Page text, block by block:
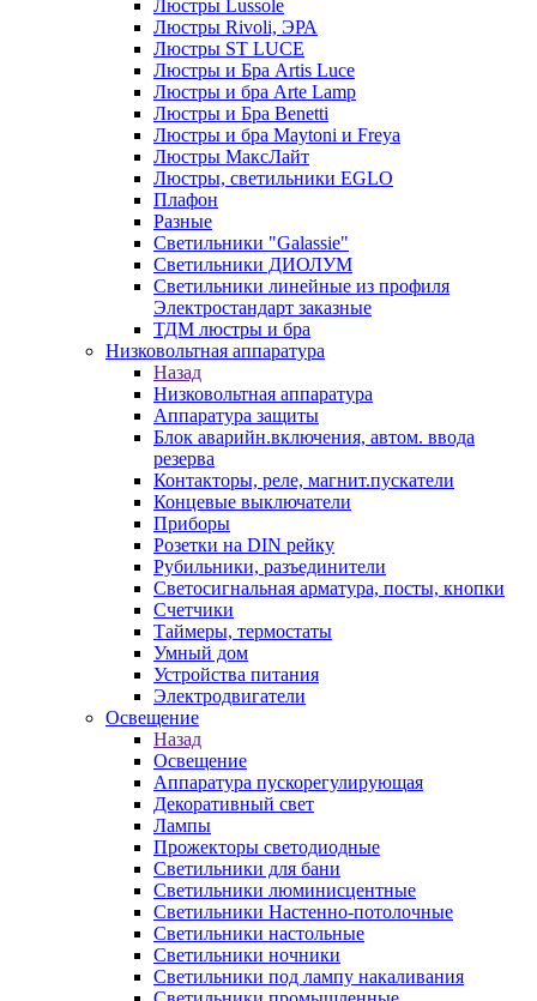
Люстры Lussole
Люстры Rivoli, ЭРА
Люстры ST LUCE
Люстры и Бра Artis Luce
Люстры и бра Arte Lamp
Люстры и Бра Benetti
Люстры и бра Maytoni и Freya
Люстры МаксЛайт
Люстры, светильники EGLO
Плафон
Разные
Светильники "Galassie"
Светильники ДИОЛУМ
Светильники линейные из профиля
Электростандарт заказные
ТДМ люстры и бра
Низковольтная аппаратура
Назад
Низковольтная аппаратура
Аппаратура защиты
Блок аварийн.включения, автом. ввода
резерва
Контакторы, реле, магнит.пускатели
Концевые выключатели
Приборы
Розетки на DIN рейку
Рубильники, разъединители
Светосигнальная арматура, посты, кнопки
Счетчики
Таймеры, термостаты
Умный дом
Устройства питания
Электродвигатели
Освещение
Назад
Освещение
Аппаратура пускорегулирующая
Декоративный свет
Лампы
Прожекторы светодиодные
Светильники для бани
Светильники люминисцентные
Светильники Настенно-потолочные
Светильники настольные
Светильники ночники
Светильники под лампу накаливания